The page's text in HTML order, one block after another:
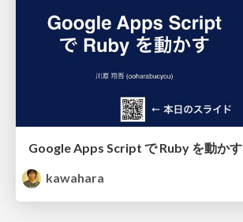
Google Apps Script で Ruby を動かす
kawahara